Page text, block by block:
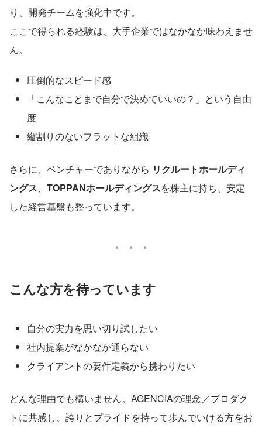
り、開発チームを強化中です。
ここで得られる経験は、大手企業ではなかなか味わえませ
ん。
圧倒的なスピード感
「こんなことまで自分で決めていいの？」という自由
度
縦割りのないフラットな組織
さらに、ベンチャーでありながら リクルートホールディ
ングス、 TOPPANホールディングスを株主に持ち、安定
した経営基盤も整っています。
こんな方を待っています
自分の実力を思い切り試したい
社内提案がなかなか通らない
クライアントの要件定義から携わりたい
どんな理由でも構いません。AGENCIAの理念／プロダク
トに共感し、誇りとプライドを持って歩んでいける方をお